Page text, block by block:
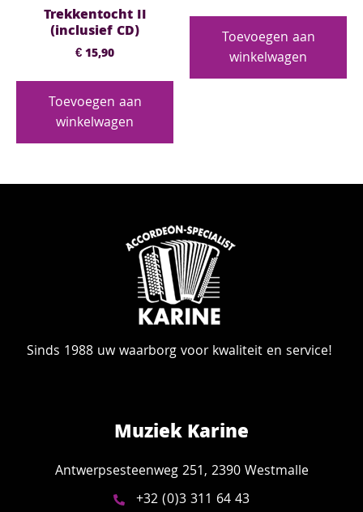
Trekkentocht II
(inclusief CD)
€15,90
Toevoegen aan
winkelwagen
Toevoegen aan
winkelwagen
Sinds 1988 uw waarborg voor kwaliteit en service!
Muziek Karine
Antwerpsesteenweg 251, 2390 Westmalle
+32 (0)3 311 64 43